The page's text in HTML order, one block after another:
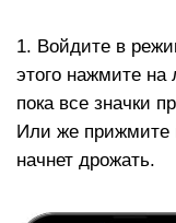
1. Войдите в
этого нажмите
пока все значки
Или же прижмите
начнет дрожать.